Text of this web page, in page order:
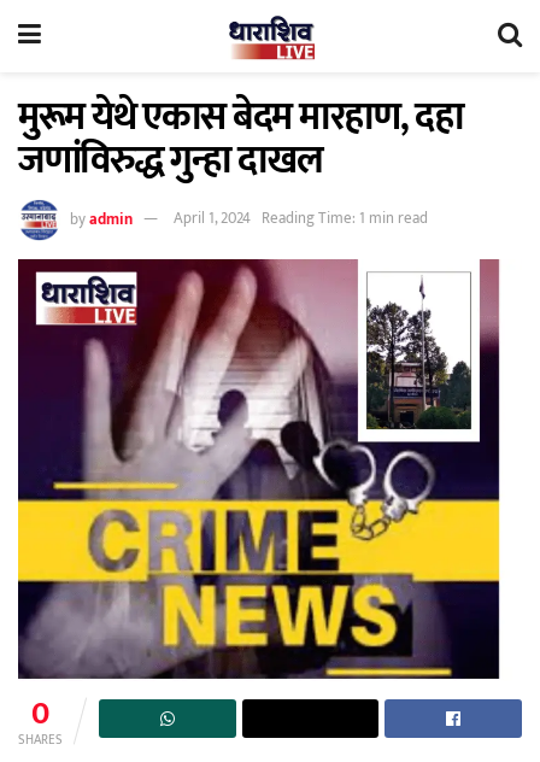
मुरूम येथे एकास बेदम मारहाण, दहा
जणांविरुद्ध गुन्हा दाखल
byadmin April 1, 2024 Reading Time: 1 min read
0
SHARES